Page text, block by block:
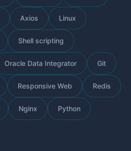
Axios Linux
Shell scripting
Oracle Data Integrator Git
Responsive Web Redis
Nginx Python